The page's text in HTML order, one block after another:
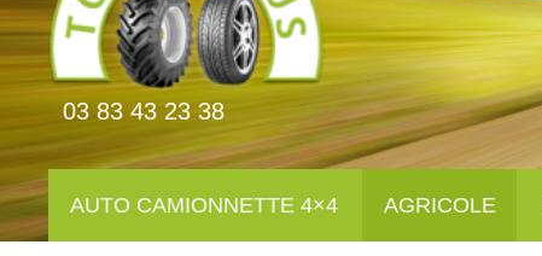
03 83 43 23 38
AUTO CAMIONNETTE 4×4 AGRICOLE